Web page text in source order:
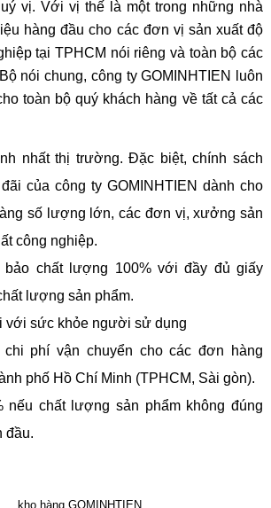
vị. Với vị thế là một trong những nhà
hàng đầu cho các đơn vị sản xuất độ
tại TPHCM nói riêng và toàn bộ các
nói chung, công ty GOMINHTIEN luôn
toàn bộ quý khách hàng về tất cả các
nhất thị trường. Đặc biệt, chính sách
của công ty GOMINHTIEN dành cho
số lượng lớn, các đơn vị, xưởng sản
công nghiệp.
bảo chất lượng 100% với đầy đủ giấy
lượng sản phẩm.
với sức khỏe người sử dụng
chi phí vận chuyển cho các đơn hàng
phố Hồ Chí Minh (TPHCM, Sài gòn).
nếu chất lượng sản phẩm không đúng
đầu.